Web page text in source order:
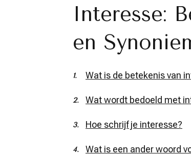
Interesse:
en
Wat is de betekenis van
Wat wordt bedoeld met
Hoe schrijf je interesse?
Wat is een ander woord